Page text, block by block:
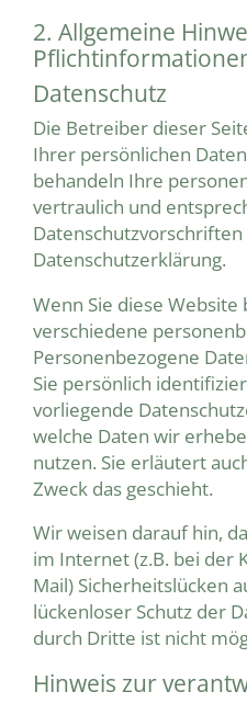
2. Allgemeine
Datenschutz
Die Betreiber dieser
Ihrer persönlichen
behandeln Ihre
vertraulich und
Datenschutzerklärung.
Wenn Sie diese
verschiedene
Personenbezogene
Sie persönlich
vorliegende
welche Daten wir
nutzen. Sie erläutert
Zweck das geschieht.
Wir weisen darauf hin,
im Internet (z.B. bei der
Mail) Sicherheitslücken
lückenloser Schutz der
durch Dritte ist nicht
Hinweis zur